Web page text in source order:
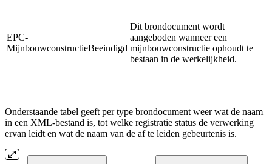
EPC-
MijnbouwconstructieBeeindigd
Dit brondocument wordt
aangeboden wanneer een
mijnbouwconstructie ophoudt te
bestaan in de werkelijkheid.
Onderstaande tabel geeft per type brondocument weer wat de naam
in een XML-bestand is, tot welke registratie status de verwerking
ervan leidt en wat de naam van de af te leiden gebeurtenis is.